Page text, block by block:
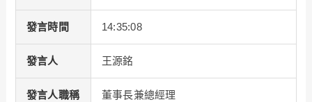
發言時間 14:35:08
發言人 王源銘
發言人職稱 董事長兼總經理